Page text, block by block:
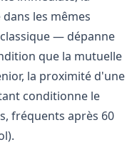
les mêmes
— dépanne
que la mutuelle
la proximité d'une
conditionne le
fréquents après 60